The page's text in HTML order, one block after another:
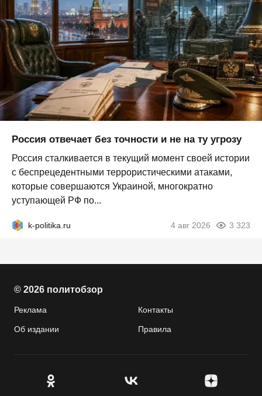
Россия отвечает без точности и не на ту угрозу
Россия сталкивается в текущий момент своей истории
с беспрецедентными террористическими атаками,
которые совершаются Украиной, многократно
уступающей РФ по...
k-politika.ru 4 авг 2026 3 323
© 2026 политобзор
Реклама Контакты
Об издании Правила